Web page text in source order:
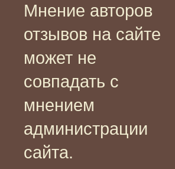
Мнение авторов
отзывов на сайте
может не
совпадать с
мнением
администрации
сайта.